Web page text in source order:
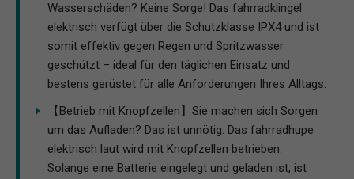
Wasserschäden? Keine Sorge! Das fahrradklingel
elektrisch verfügt über die Schutzklasse IPX4 und ist
somit effektiv gegen Regen und Spritzwasser
geschützt – ideal für den täglichen Einsatz und
bestens gerüstet für alle Anforderungen Ihres Alltags.
【Betrieb mit Knopfzellen】Sie machen sich Sorgen
um das Aufladen? Das ist unnötig. Das fahrradhupe
elektrisch laut wird mit Knopfzellen betrieben.
Solange eine Batterie eingelegt und geladen ist, ist